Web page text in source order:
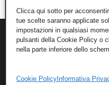
Clicca qui sotto per
tue scelte saranno applicate
impostazioni in qualsiasi
pulsanti della Cookie Policy o
nella parte inferiore dello
Cookie Policy Informativa